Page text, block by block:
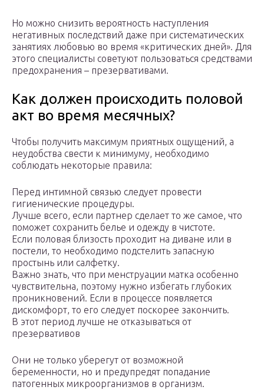
Но можно снизить вероятность наступления
негативных последствий даже при систематических
занятиях любовью во время «критических дней». Для
этого специалисты советуют пользоваться средствами
предохранения – презервативами.
Как должен происходить половой
акт во время месячных?
Чтобы получить максимум приятных ощущений, а
неудобства свести к минимуму, необходимо
соблюдать некоторые правила:
Перед интимной связью следует провести
гигиенические процедуры.
Лучше всего, если партнер сделает то же самое, что
поможет сохранить белье и одежду в чистоте.
Если половая близость проходит на диване или в
постели, то необходимо подстелить запасную
простынь или салфетку.
Важно знать, что при менструации матка особенно
чувствительна, поэтому нужно избегать глубоких
проникновений. Если в процессе появляется
дискомфорт, то его следует поскорее закончить.
В этот период лучше не отказываться от
презервативов
Они не только уберегут от возможной
беременности, но и предупредят попадание
патогенных микроорганизмов в организм.